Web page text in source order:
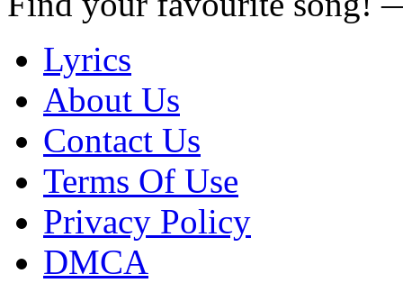
Lyrics
About Us
Contact Us
Terms Of Use
Privacy Policy
DMCA